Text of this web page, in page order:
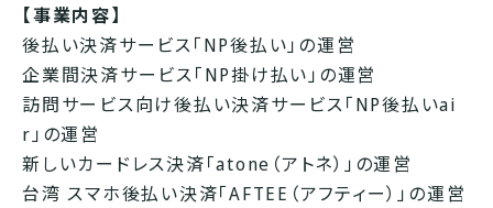
【事業内容】
後払い決済サービス「NP後払い」の運営
企業間決済サービス「NP掛け払い」の運営
訪問サービス向け後払い決済サービス「NP後払いai
r」の運営
新しいカードレス決済「atone（アトネ）」の運営
台湾 スマホ後払い決済「AFTEE（アフティー）」の運営